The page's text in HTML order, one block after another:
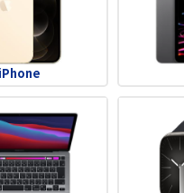
iPhone